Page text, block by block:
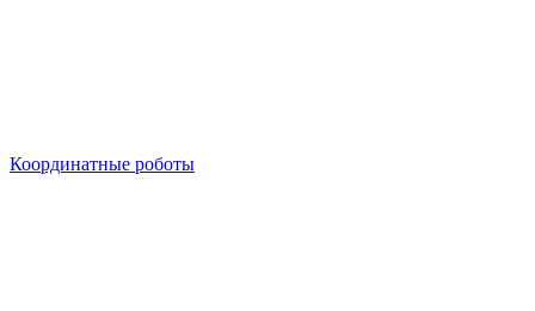
Координатные роботы